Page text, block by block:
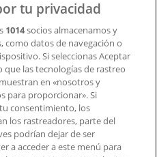
marketing
el mapa
en la web o en la
tu privacidad
1014socios almacenamos y
como datos de navegación o
Si seleccionas Aceptar
las tecnologías de rastreo
en «nosotros y
para proporcionar». Si
consentimiento, los
los rastreadores, parte del
podrían dejar de ser
a acceder a este menú para